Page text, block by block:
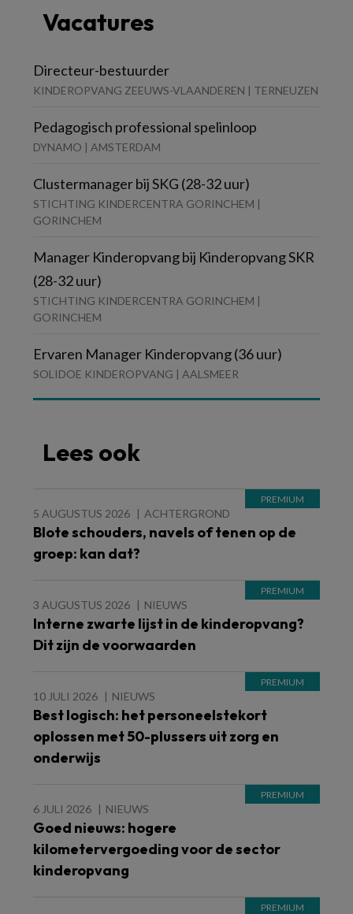
Vacatures
Directeur-bestuurder
KINDEROPVANG ZEEUWS-VLAANDEREN | TERNEUZEN
Pedagogisch professional spelinloop
DYNAMO | AMSTERDAM
Clustermanager bij SKG (28-32 uur)
STICHTING KINDERCENTRA GORINCHEM |
GORINCHEM
Manager Kinderopvang bij Kinderopvang SKR
(28-32 uur)
STICHTING KINDERCENTRA GORINCHEM |
GORINCHEM
Ervaren Manager Kinderopvang (36 uur)
SOLIDOE KINDEROPVANG | AALSMEER
Lees ook
5 AUGUSTUS 2026 ACHTERGROND
Blote schouders, navels of tenen op de
groep: kan dat?
3 AUGUSTUS 2026 NIEUWS
Interne zwarte lijst in de kinderopvang?
Dit zijn de voorwaarden
10 JULI 2026 NIEUWS
Best logisch: het personeelstekort
oplossen met 50-plussers uit zorg en
onderwijs
6 JULI 2026 NIEUWS
Goed nieuws: hogere
kilometervergoeding voor de sector
kinderopvang